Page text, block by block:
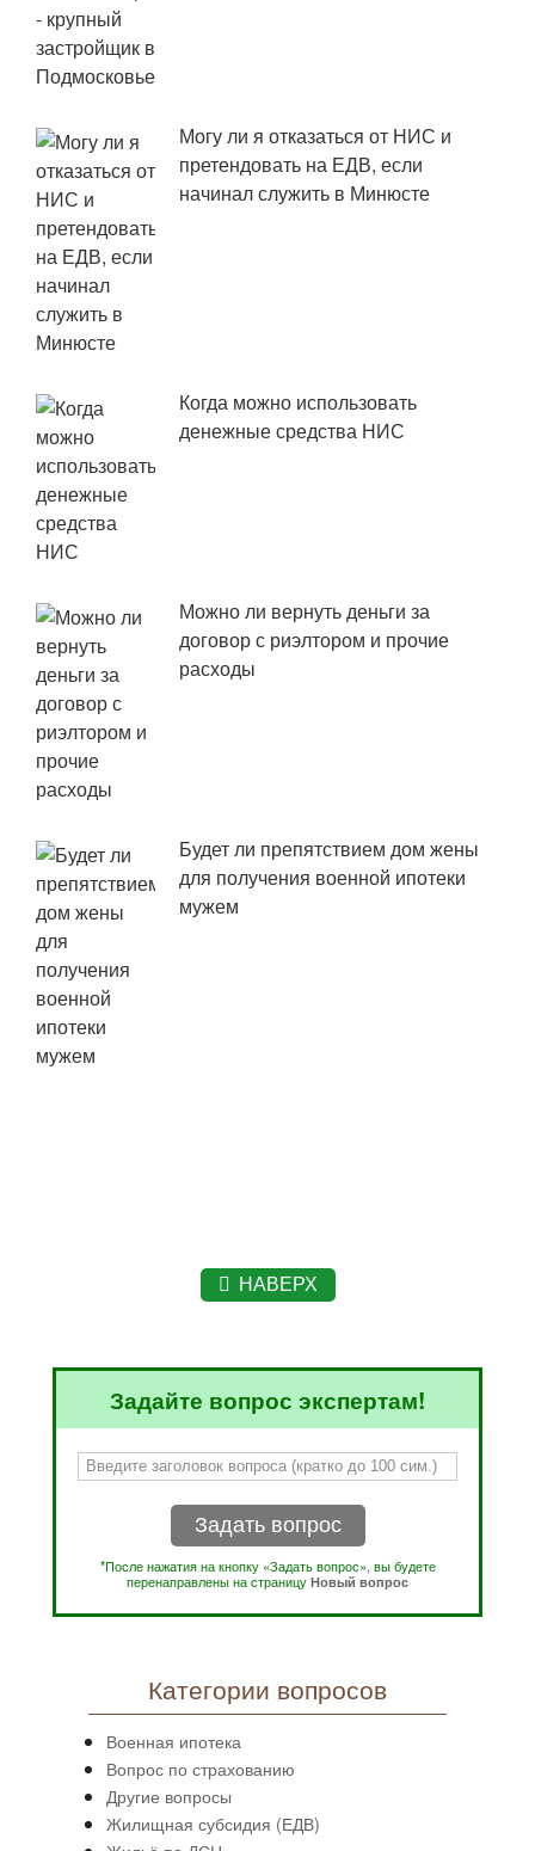
Могу ли я отказаться от НИС и
претендовать на ЕДВ, если
начинал служить в Минюсте
Когда можно использовать
денежные средства НИС
Можно ли вернуть деньги за
договор с риэлтором и прочие
расходы
Будет ли препятствием дом жены
для получения военной ипотеки
мужем
НАВЕРХ
Задайте вопрос экспертам!
Задать вопрос
*После нажатия на кнопку «Задать вопрос», вы будете
перенаправлены на страницуНовый вопрос
Категории вопросов
Военная ипотека
Вопрос по страхованию
Другие вопросы
Жилищная субсидия (ЕДВ)